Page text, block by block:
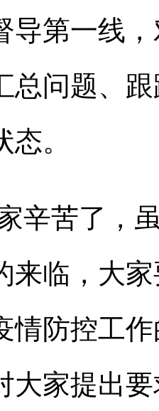
导第一线
总问题、
。
辛苦了，
来临，大
情防控工
大家提出